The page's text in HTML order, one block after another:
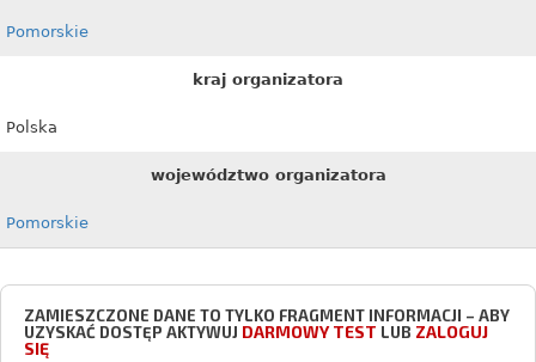
Pomorskie
kraj organizatora
Polska
województwo organizatora
Pomorskie
ZAMIESZCZONE DANE TO TYLKO FRAGMENT INFORMACJI – ABY
UZYSKAĆ DOSTĘP AKTYWUJ DARMOWY TEST LUB ZALOGUJ
SIĘ